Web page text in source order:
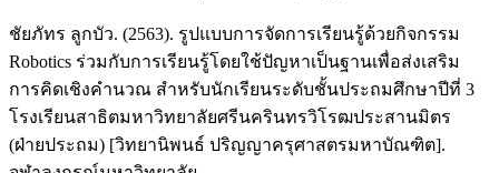
ชัยภัทร ลูกบัว. (2563). รูปแบบการจัดการเรียนรู้ด้วยกิจกรรม
Robotics ร่วมกับการเรียนรู้โดยใช้ปัญหาเป็นฐานเพื่อส่งเสริม
การคิดเชิงคำนวณ สำหรับนักเรียนระดับชั้นประถมศึกษาปีที่ 3
โรงเรียนสาธิตมหาวิทยาลัยศรีนครินทรวิโรฒประสานมิตร
(ฝ่ายประถม) [วิทยานิพนธ์ ปริญญาครุศาสตรมหาบัณฑิต].